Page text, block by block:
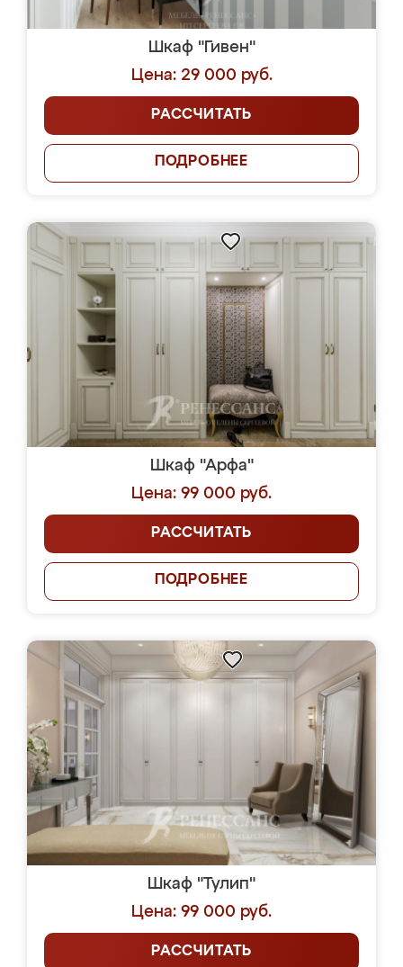
Шкаф "Гивен"
Цена: 29 000 руб.
РАССЧИТАТЬ
ПОДРОБНЕЕ
Шкаф "Арфа"
Цена: 99 000 руб.
РАССЧИТАТЬ
ПОДРОБНЕЕ
Шкаф "Тулип"
Цена: 99 000 руб.
РАССЧИТАТЬ